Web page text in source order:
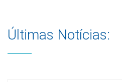
Últimas Notícias: